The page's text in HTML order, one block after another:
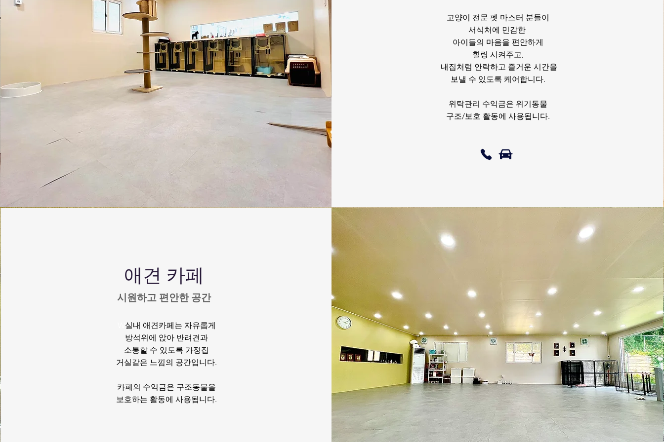
고양이 전문 펫 마스터 분들이
서식처에 민감한
아이들의 마음을 편안하게
힐링 시켜주고,
내집처럼 안락하고 즐거운 시간을
보낼 수 있도록 케어합니다.
위탁관리 수익금은 위기동물
구조/보호 ​ 활동에 사용됩니다.
​애견 카페
​시원하고 편안한 공간
실내 애견카페는 자유롭게
방석위에 앉아 반려견과
소통할 수 있도록 가정집
거실같은 느낌의 공간입니다.
카페의 수익금은 구조동물을
보호하는 활동에 ​ 사용됩니다.